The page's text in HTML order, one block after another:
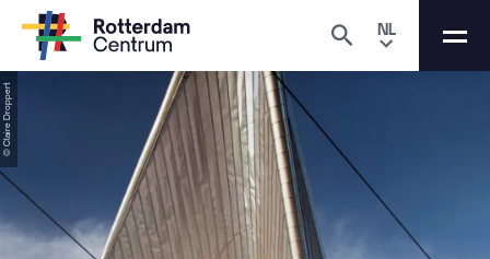
NL
© Claire Droppert